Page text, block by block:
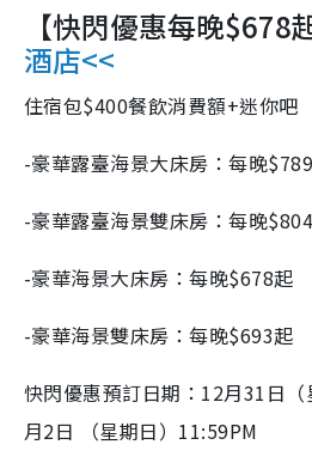
【快閃優惠每晚$678
酒店<<
住宿包$400餐飲消費額+迷你吧
-豪華露臺海景大床房：每晚
-豪華露臺海景雙床房：每晚
-豪華海景大床房：每晚$678起
-豪華海景雙床房：每晚$693起
快閃優惠預訂日期： 12月31 日（
月2日 （星期日） 11:59PM